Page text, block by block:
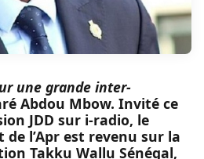
une grande inter-
Abdou Mbow. Invité ce
JDD sur i-radio, le
l’Apr est revenu sur la
Takku Wallu Sénégal,